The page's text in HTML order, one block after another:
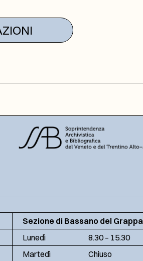
Sezione di Bassano del Grappa
Lunedì
8.30 – 15.30
Martedì
Chiuso